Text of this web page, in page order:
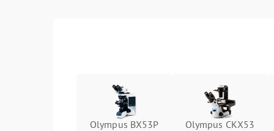
Olympus BX53P Olympus CKX53